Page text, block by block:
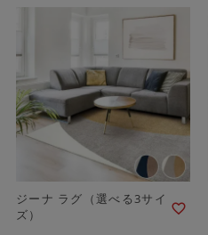
ジーナ ラグ（選べる3サイ
ズ）